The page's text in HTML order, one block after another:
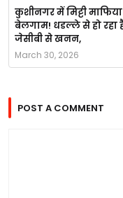
कुशीनगर में मिट्टी माफिया
बेलगाम! धडल्ले से हो रहा
जेसीबी से खनन,
March 30, 2026
POST A COMMENT